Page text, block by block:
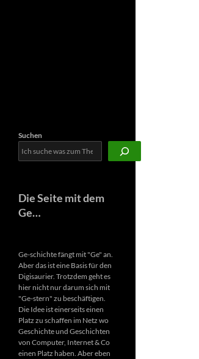
Suchen
Die Seite mit dem
Ge…
Ge-schichte fängt mit "Ge" an.
Aber das ist eine Basis für den
Digisaurier. Trotzdem geht es
hier nicht nur darum sich mit
"Ge-stern" zu beschäftigen.
Die Idee ist einerseits einen
Platz zu schaffen im Netz wo
Geschichte und Geschichten
von Computer, Internet & Co
einen Platz haben. Aber eben